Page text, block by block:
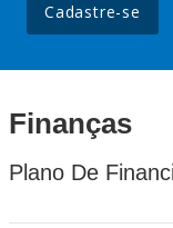
Cadastre-se
Finanças
Plano De